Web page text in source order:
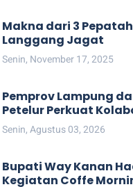
Makna dari 3
Langgang Jagat
Senin, November 17, 2025
Pemprov Lampung
Petelur Perkuat
Senin, Agustus 03, 2026
Bupati Way Kanan
Kegiatan Coffe